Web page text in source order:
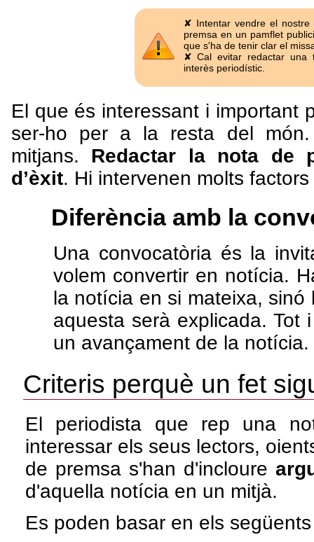
✘ Intentar vendre el
premsa en un pamflet
que s'ha de tenir clar el
✘ Cal evitar redactar una
interès periodístic.
El que és interessant i important
ser-ho per a la resta del
mitjans. Redactar la nota de
d’èxit. Hi intervenen molts
Diferència amb la
Una convocatòria és la
volem convertir en notícia.
la notícia en si mateixa, sinó
aquesta serà explicada. Tot
un avançament de la notícia.
Criteris perquè un fet
El periodista que rep una
interessar els seus lectors,
de premsa s'han d'incloure
d'aquella notícia en un mitjà.
Es poden basar en els